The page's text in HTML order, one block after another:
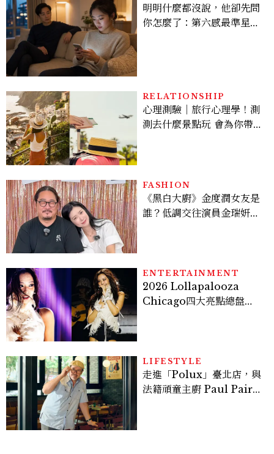
明明什麼都沒說，他卻先問
你怎麼了：第六感最準星座
RELATIONSHIP
心理測驗｜旅行心理學！測
測去什麼景點玩 會為你帶來
FASHION
《黑白大廚》金度潤女友是
誰？低調交往演員金瑞妍、
ENTERTAINMENT
2026 Lollapalooza
Chicago四大亮點總盤
LIFESTYLE
走進「Polux」臺北店，與
法籍頑童主廚 Paul Pairet